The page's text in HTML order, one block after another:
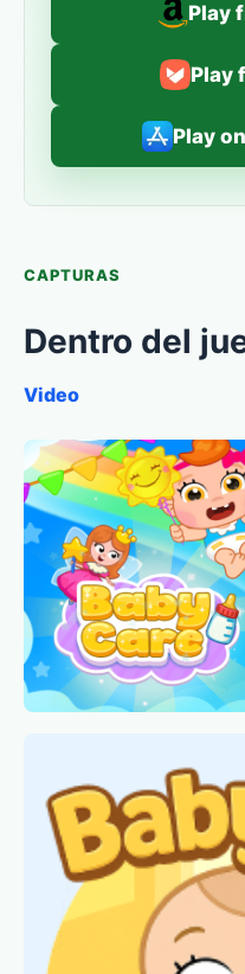
Play
Play
Play
CAPTURAS
Dentro del
Video